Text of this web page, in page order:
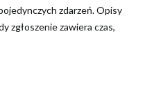
zdarzeń. Opisy
zgłoszenie zawiera czas,